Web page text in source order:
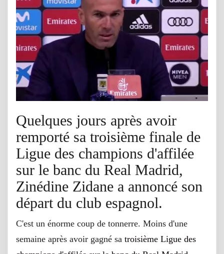
Quelques jours après avoir
remporté sa troisième finale de
Ligue des champions d'affilée
sur le banc du Real Madrid,
Zinédine Zidane a annoncé son
départ du club espagnol.
C'est un énorme coup de tonnerre. Moins d'une
semaine après avoir gagné sa troisième Ligue des